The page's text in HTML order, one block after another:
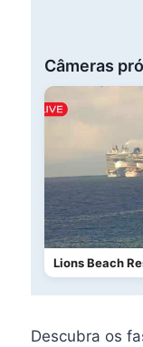
Câmeras
Lions Beach
Descubra os